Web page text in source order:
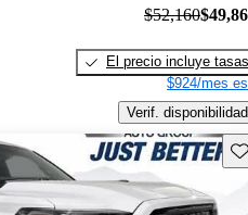
$52,160
El precio incluye tasas
$924/mes
Verif. disponibilidad